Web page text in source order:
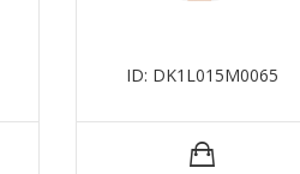
ID: DK1L015M0065